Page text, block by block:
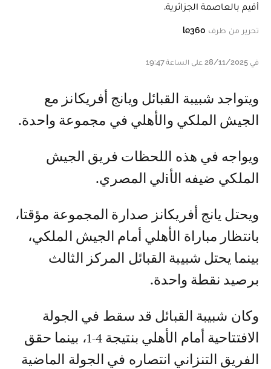
أقيم بالعاصمة الجزائرية.
تحرير من طرف le360
في 28/11/2025 على الساعة 19:47
ويتواجد شبيبة القبائل ويانج أفريكانز مع
الجيش الملكي والأهلي في مجموعة واحدة.
ويواجه في هذه اللحظات فريق الجيش
الملكي ضيفه الأiلي المصري.
ويحتل يانج أفريكانز صدارة المجموعة مؤقتا،
بانتظار مباراة الأهلي أمام الجيش الملكي،
بينما يحتل شبيبة القبائل المركز الثالث
برصيد نقطة واحدة.
وكان شبيبة القبائل قد سقط في الجولة
الافتتاحية أمام الأهلي بنتيجة 4-1، بينما حقق
الفريق التنزاني انتصاره في الجولة الماضية